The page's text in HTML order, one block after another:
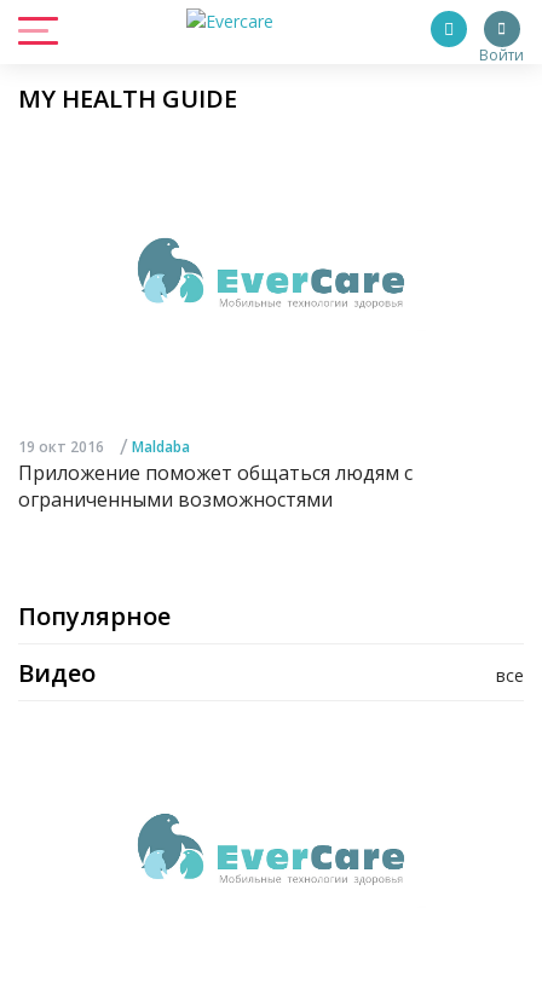
Войти
MY HEALTH GUIDE
19 окт 2016 / Maldaba
Приложение поможет общаться людям с
ограниченными возможностями
Популярное
все
Видео